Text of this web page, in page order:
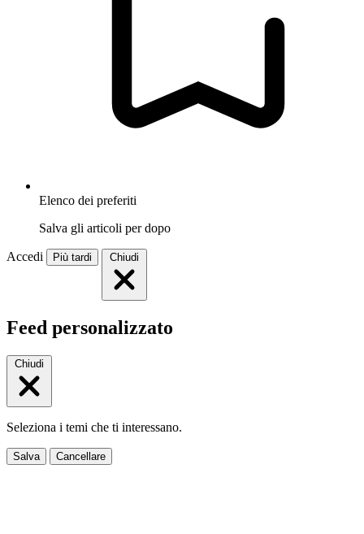
Elenco dei preferiti
Salva gli articoli per dopo
Accedi Più tardi Chiudi
Feed personalizzato
Chiudi
Seleziona i temi che ti interessano.
Salva Cancellare